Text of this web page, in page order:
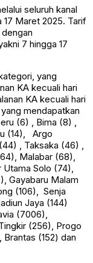
seluruh kanal
17 Maret 2025. Tarif
7 hingga 17
yang
KA kecuali hari
KA kecuali hari
mendapatkan
(6) , Bima (8) ,
(14), Argo
, Taksaka (46) ,
Malabar (68),
Solo (74),
Gayabaru Malam
(106), Senja
Jaya (144)
(7006),
(256), Progo
(152) dan